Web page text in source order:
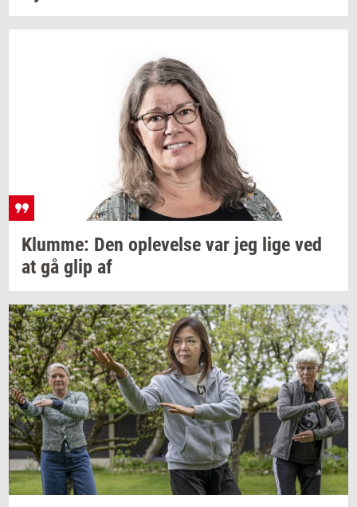
Klum­me: Den op­le­vel­se var jeg lige ved
at gå glip af